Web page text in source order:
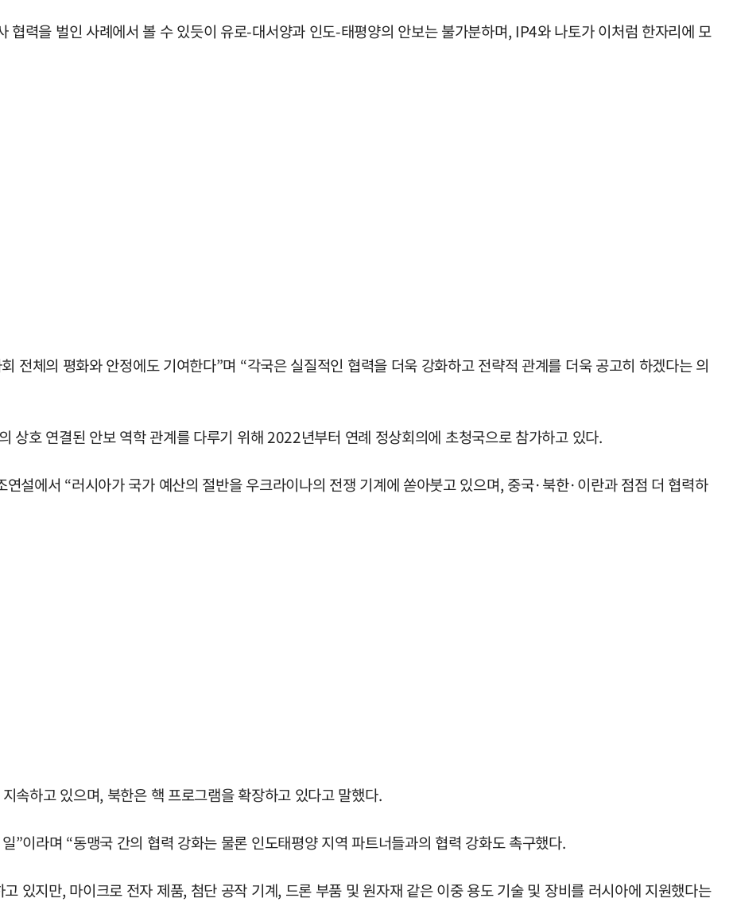
협력을 벌인 사례에서 볼 수 있듯이 유로-대서양과 인도-태평양의 안보는 불가분하며, IP4와 나토가 이처럼 한자리에 모
전체의 평화와 안정에도 기여한다”며 “각국은 실질적인 협력을 더욱 강화하고 전략적 관계를 더욱 공고히 하겠다는 의
상호 연결된 안보 역학 관계를 다루기 위해 2022년부터 연례 정상회의에 초청국으로 참가하고 있다.
설에서 “러시아가 국가 예산의 절반을 우크라이나의 전쟁 기계에 쏟아붓고 있으며, 중국·북한·이란과 점점 더 협력하
속하고 있으며, 북한은 핵 프로그램을 확장하고 있다고 말했다.
”이라며 “동맹국 간의 협력 강화는 물론 인도태평양 지역 파트너들과의 협력 강화도 촉구했다.
있지만, 마이크로 전자 제품, 첨단 공작 기계, 드론 부품 및 원자재 같은 이중 용도 기술 및 장비를 러시아에 지원했다는